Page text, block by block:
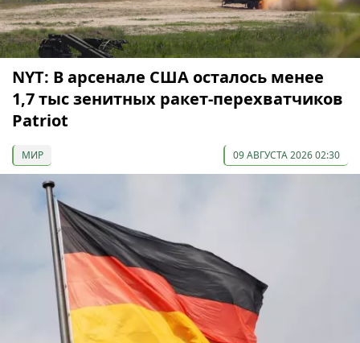
NYT: В арсенале США осталось менее
1,7 тыс зенитных ракет-перехватчиков
Patriot
МИР 09 АВГУСТА 2026 02:30